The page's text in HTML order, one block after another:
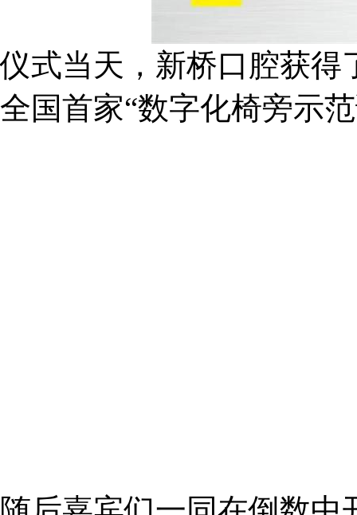
仪式当天，新桥口腔获得
全国首家“数字化椅旁示